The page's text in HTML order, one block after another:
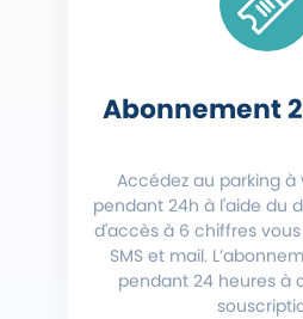
Abonnement
Accédez au parking à
pendant 24h à l'aide du
d'accès à 6 chiffres
SMS et mail.
pendant 24 heures à